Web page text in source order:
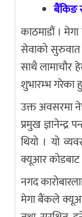
बैंकिङ
काठमाडौं ।
सेवाको सुरुवात
साथै लामाचौर
शुभारम्भ गरेका
उक्त अवसरमा
प्रमुख ज्ञानेन्द्र
थियो । यो
क्यूआर कोडबाट
नगद
मेगा बैंकले क्यूआर